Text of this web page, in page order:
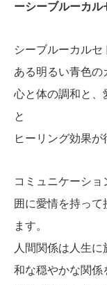
ーシーブルーカル
シーブルーカル
ある明るい青色の
心と体の調和と、
と
ヒーリング効果が
コミュニケーショ
囲に愛情を持っ
ます。
人間関係は人生
和な穏やかな関係